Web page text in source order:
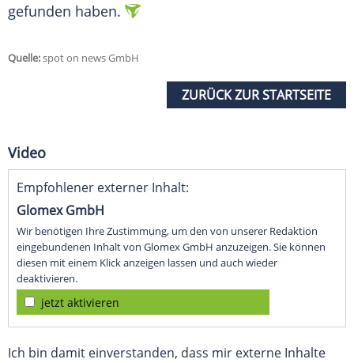
gefunden haben.
Quelle:spot on news GmbH
ZURÜCK ZUR STARTSEITE
Video
Empfohlener externer Inhalt:
Glomex GmbH
Wir benötigen Ihre Zustimmung, um den von unserer Redaktion
eingebundenen Inhalt von Glomex GmbH anzuzeigen. Sie können
diesen mit einem Klick anzeigen lassen und auch wieder
deaktivieren.
jetzt aktivieren
Ich bin damit einverstanden, dass mir externe Inhalte